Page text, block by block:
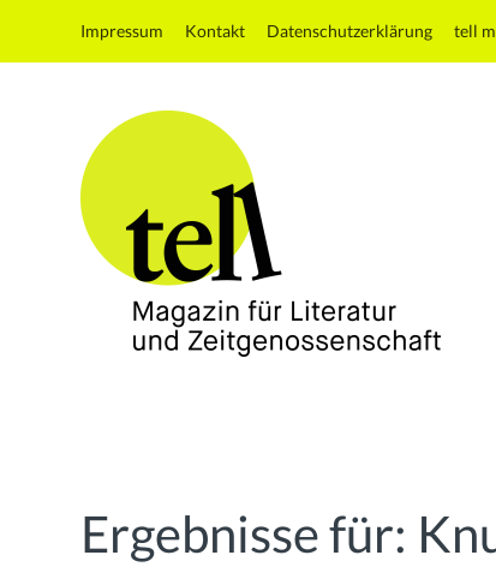
Impressum Kontakt Datenschutzerklärung tell
Zeitgenossenschaft
Ergebnisse für: